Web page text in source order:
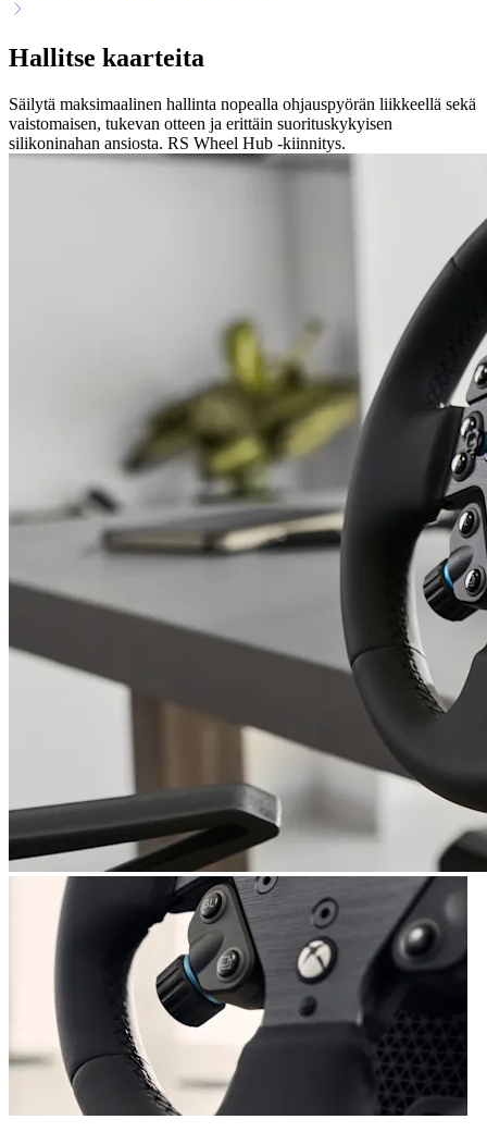
Hallitse kaarteita
Säilytä maksimaalinen hallinta nopealla ohjauspyörän liikkeellä sekä
vaistomaisen, tukevan otteen ja erittäin suorituskykyisen
silikoninahan ansiosta. RS Wheel Hub -kiinnitys.